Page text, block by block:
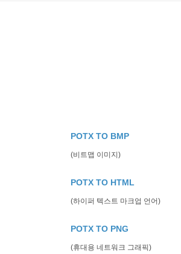
POTX TO BMP
(비트맵 이미지)
POTX TO HTML
(하이퍼 텍스트 마크업 언어)
POTX TO PNG
(휴대용 네트워크 그래픽)